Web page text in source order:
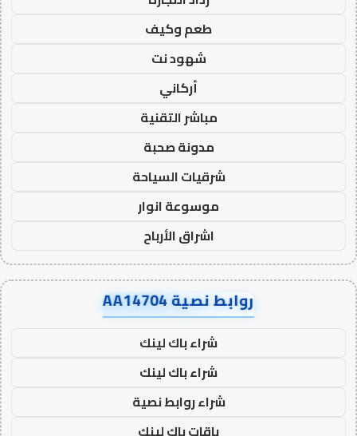
طعم وكيف
شهود نت
أركاني
مباشر التقنية
مدونة صحبة
شرقيات السياحة
موسوعة انوار
اشراق الأرباح
روابط نصية AA14704
شراء باك لينك
شراء باك لينك
شراء روابط نصية
باقات باك لينك